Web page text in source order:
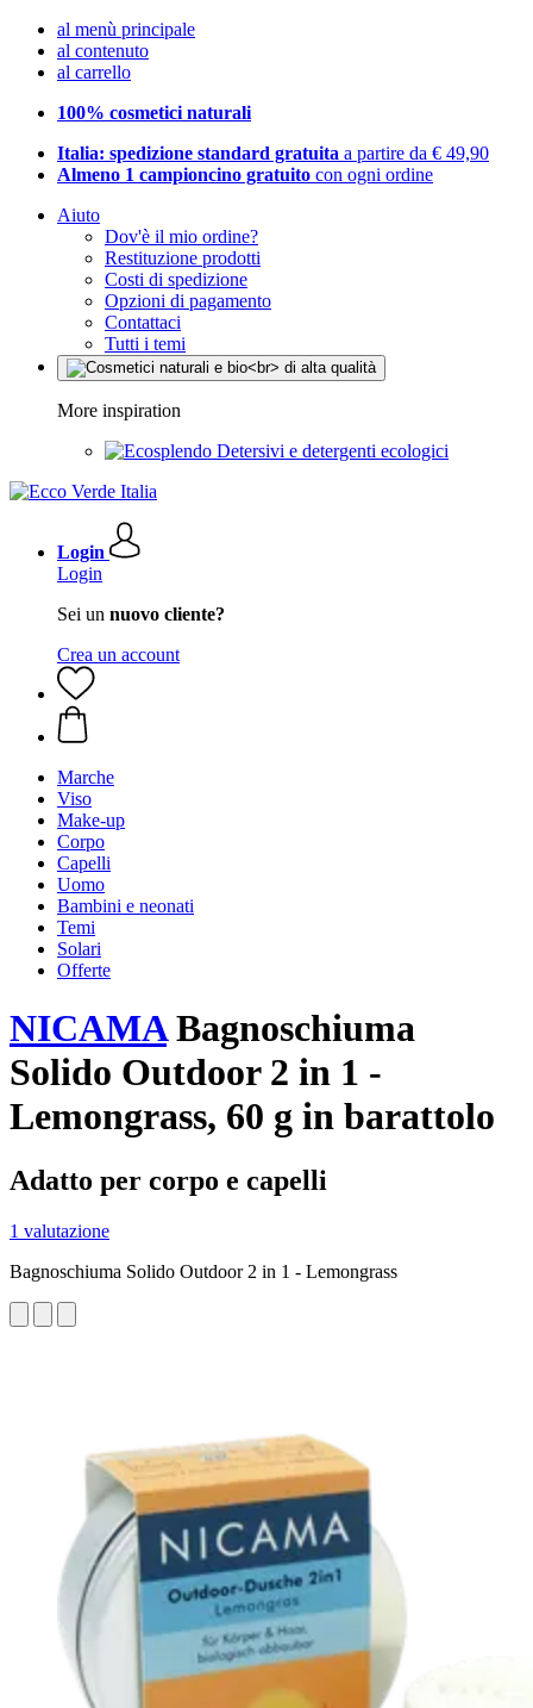
al menù principale
al contenuto
al carrello
100% cosmetici naturali
Italia: spedizione standard gratuita a partire da € 49,90
Almeno 1 campioncino gratuito con ogni ordine
Aiuto
Dov'è il mio ordine?
Restituzione prodotti
Costi di spedizione
Opzioni di pagamento
Contattaci
Tutti i temi
More inspiration
Detersivi e detergenti ecologici
Login
Login
Sei un nuovo cliente?
Crea un account
Marche
Viso
Make-up
Corpo
Capelli
Uomo
Bambini e neonati
Temi
Solari
Offerte
NICAMABagnoschiuma
Solido Outdoor 2 in 1 -
Lemongrass, 60 g in barattolo
Adatto per corpo e capelli
1 valutazione
Bagnoschiuma Solido Outdoor 2 in 1 - Lemongrass